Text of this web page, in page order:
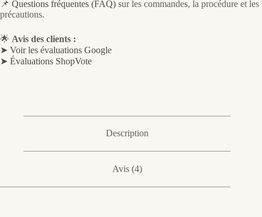
📌 Questions fréquentes (FAQ) sur les commandes, la procédure et les
précautions.
🌟 Avis des clients :
➤ Voir les évaluations Google
➤ Évaluations ShopVote
Description
Avis (4)